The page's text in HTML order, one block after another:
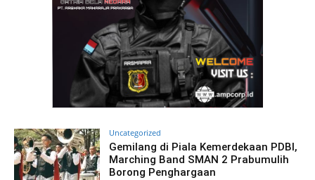
Uncategorized
Gemilang di Piala Kemerdekaan PDBI,
Marching Band SMAN 2 Prabumulih
Borong Penghargaan